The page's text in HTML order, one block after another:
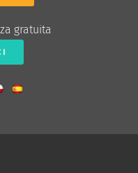
gratuita